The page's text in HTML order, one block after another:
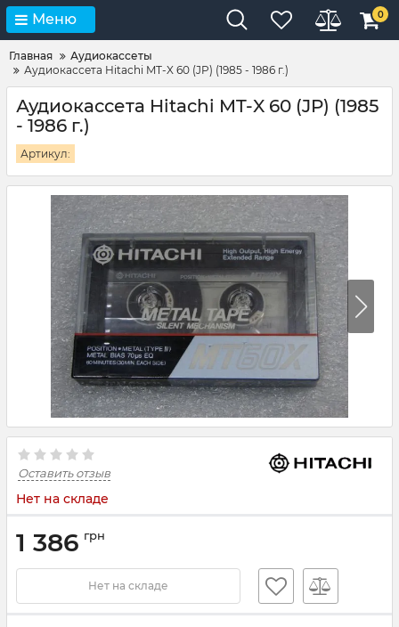
Меню 0
Главная
Аудиокассеты
Аудиокассета Hitachi MT-X 60 (JP) (1985 - 1986 г.)
Аудиокассета Hitachi MT-X 60 (JP) (1985
- 1986 г.)
Артикул:
Оставить отзыв
Нет на складе
1 386 грн
Нет на складе